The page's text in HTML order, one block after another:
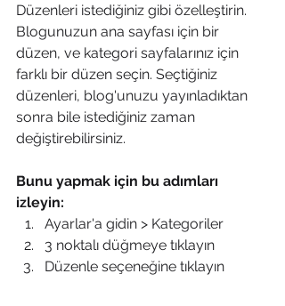
Düzenleri istediğiniz gibi özelleştirin.
Blogunuzun ana sayfası için bir
düzen, ve kategori sayfalarınız için
farklı bir düzen seçin. Seçtiğiniz
düzenleri, blog'unuzu yayınladıktan
sonra bile istediğiniz zaman
değiştirebilirsiniz.
Bunu yapmak için bu adımları
izleyin:
Ayarlar'a gidin > Kategoriler
3 noktalı düğmeye tıklayın
Düzenle seçeneğine tıklayın